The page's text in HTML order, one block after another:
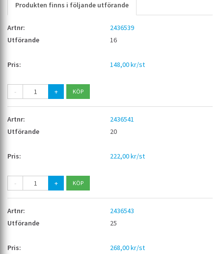
Produkten finns i följande utförande
2436539
16
148,00 kr/st
- +
2436541
20
222,00 kr/st
- +
2436543
25
268,00 kr/st